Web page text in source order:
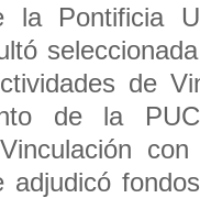
la Pontificia
de
de la